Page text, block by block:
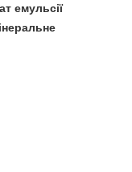
емульсії